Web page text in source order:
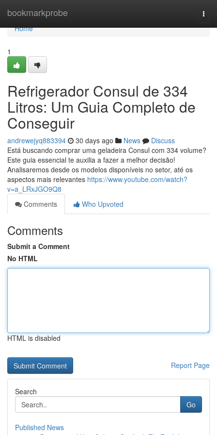
bookmarkprobe
Home
Home
1
Refrigerador Consul de 334
Litros: Um Guia Completo de
Conseguir
andrewejyq883394 30 days ago News
Discuss
Está buscando comprar uma geladeira Consul com 334 volume?
Este guia essencial te auxilia a fazer a melhor decisão!
Analisaremos desde os modelos disponíveis no setor, até os
aspectos mais relevantes https://www.youtube.com/watch?
v=a_LRxJGO9Q8
Comments
Who Upvoted
Comments
Submit a Comment
No HTML
HTML is disabled
Report Page
Search
Go
Published News